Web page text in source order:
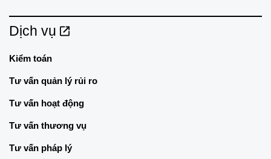
Dịch vụ
Kiểm toán
Tư vấn quản lý rủi ro
Tư vấn hoạt động
Tư vấn thương vụ
Tư vấn pháp lý